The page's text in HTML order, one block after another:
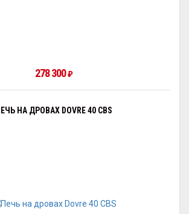
278 300₽
НА ДРОВАХ DOVRE 40 CBS